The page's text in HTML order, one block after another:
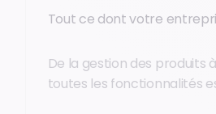
Tout ce dont votre
De la gestion des produits
toutes les fonctionnalités